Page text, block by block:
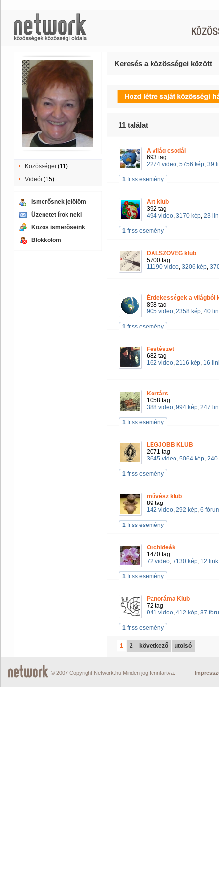
Közösségei (11)
Videói (15)
Ismerősnek jelölöm
Üzenetet írok neki
Közös ismerőseink
Blokkolom
Keresés a közösségei között
11 találat
A világ csodái
693 tag
2274 video, 5756 kép, 39
1 friss esemény
Art klub
392 tag
494 video, 3170 kép, 23
1 friss esemény
DALSZÖVEG klub
5700 tag
11190 video, 3206 kép,
Érdekességek a világból
858 tag
905 video, 2358 kép, 40
1 friss esemény
Festészet
682 tag
162 video, 2116 kép, 16
Kortárs
1058 tag
388 video, 994 kép, 247
1 friss esemény
LEGJOBB KLUB
2071 tag
3645 video, 5064 kép, 240
1 friss esemény
művész klub
89 tag
142 video, 292 kép, 6
1 friss esemény
Orchideák
1470 tag
72 video, 7130 kép, 12 link
1 friss esemény
Panoráma Klub
72 tag
941 video, 412 kép, 37
1 friss esemény
1 2 következő utolsó
© 2007 Copyright Network.hu Minden jog fenntartva.